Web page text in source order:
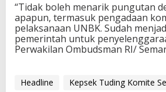
“Tidak boleh menarik pungutan
apapun, termasuk pengadaan
pelaksanaan UNBK. Sudah
pemerintah untuk
Perwakilan Ombudsman RI/
Headline
Kepsek Tuding Komite